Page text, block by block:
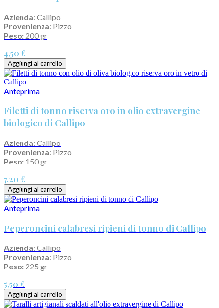
Azienda: Callipo
Provenienza: Pizzo
Peso: 200 gr
4,50 €
Aggiungi al carrello
Anteprima
Filetti di tonno riserva oro in olio extravergine
biologico di Callipo
Azienda: Callipo
Provenienza: Pizzo
Peso: 150 gr
7,20 €
Aggiungi al carrello
Anteprima
Peperoncini calabresi ripieni di tonno di Callipo
Azienda: Callipo
Provenienza: Pizzo
Peso: 225 gr
5,50 €
Aggiungi al carrello